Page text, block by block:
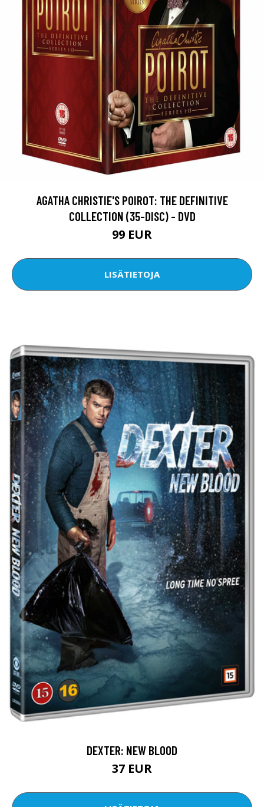
AGATHA CHRISTIE'S POIROT: THE DEFINITIVE
COLLECTION (35-DISC) - DVD
99 EUR
LISÄTIETOJA
DEXTER: NEW BLOOD
37 EUR